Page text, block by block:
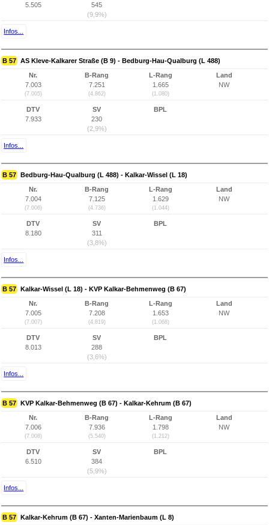
5.505
545
(9,9%)
Infos...
B 57 AS Kleve-Kalkarer Straße (B 9) - Bedburg-Hau-Qualburg (L 488)
Nr.
7.003
(7.005)
B-Rang
7.251
(4.862)
L-Rang
1.665
(1.080)
Land
NW
DTV
7.933
SV
230
(2,9%)
BPL
Infos...
B 57 Bedburg-Hau-Qualburg (L 488) - Kalkar-Wissel (L 18)
Nr.
7.004
(7.006)
B-Rang
7.125
(4.736)
L-Rang
1.629
(1.044)
Land
NW
DTV
8.180
SV
311
(3,8%)
BPL
Infos...
B 57 Kalkar-Wissel (L 18) - KVP Kalkar-Behmenweg (B 67)
Nr.
7.005
(7.007)
B-Rang
7.208
(4.819)
L-Rang
1.653
(1.068)
Land
NW
DTV
8.013
SV
288
(3,6%)
BPL
Infos...
B 57 KVP Kalkar-Behmenweg (B 67) - Kalkar-Kehrum (B 67)
Nr.
7.006
(7.008)
B-Rang
7.936
(5.540)
L-Rang
1.798
(1.212)
Land
NW
DTV
6.510
SV
384
(5,9%)
BPL
Infos...
B 57 Kalkar-Kehrum (B 67) - Xanten-Marienbaum (L 8)